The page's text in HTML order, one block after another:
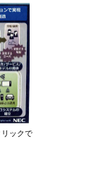
ックで